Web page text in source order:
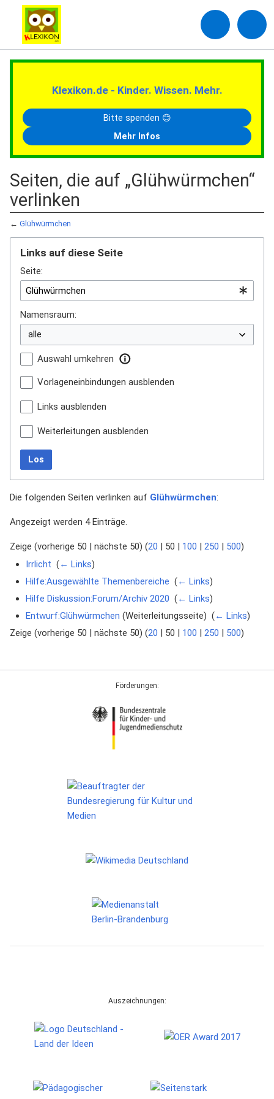
Klexikon.de - Kinder. Wissen. Mehr.
Bitte spenden 😊
Mehr Infos
Seiten, die auf „Glühwürmchen“
verlinken
← Glühwürmchen
Links auf diese Seite
Seite:
Namensraum:
Auswahl umkehren
Vorlageneinbindungen ausblenden
Links ausblenden
Weiterleitungen ausblenden
Los
Die folgenden Seiten verlinken auf Glühwürmchen:
Angezeigt werden 4 Einträge.
Zeige (vorherige 50 nächste 50) (20 50 100 250 500)
Irrlicht (← Links)
Hilfe:Ausgewählte Themenbereiche (← Links)
Hilfe Diskussion:Forum/Archiv 2020 (← Links)
Entwurf:Glühwürmchen (Weiterleitungsseite) ‎ (← Links)
Zeige (vorherige 50 | nächste 50) (20 | 50 | 100 | 250 | 500)
Förderungen:
Auszeichnungen: